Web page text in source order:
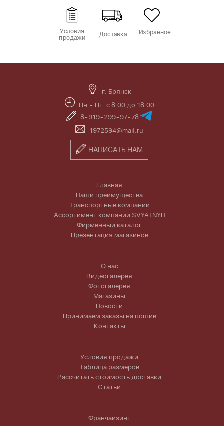
Условия
продажи
Доставка Избранное
г. Брянск
Пн.- Пт. с 8:00 до 18:00
8-919-299-97-78
1972594@mail.ru
НАПИСАТЬ НАМ
Главная
Наши преимущества
Транспортные компании
Ассортимент компании SVYATNYH
Фирменный каталог
Презентация магазинов
О нас
Видеогалерея
Фотогалерея
Магазины
Новости
Принимаем заказы на пошив
Контакты
Условия продажи
Таблица размеров
Рассчитать стоимость доставки
Статьи
Франчайзинг